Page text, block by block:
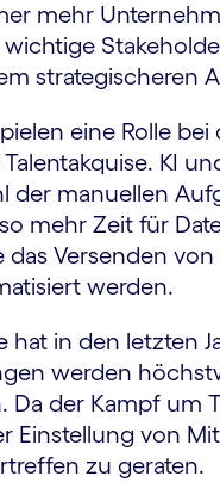
mehr
wichtige
strategischeren
eine Rolle
KI
der manuellen
mehr Zeit für
Versenden
werden.
hat in den letzten
werden
Da der Kampf um
Einstellung von
zu geraten.